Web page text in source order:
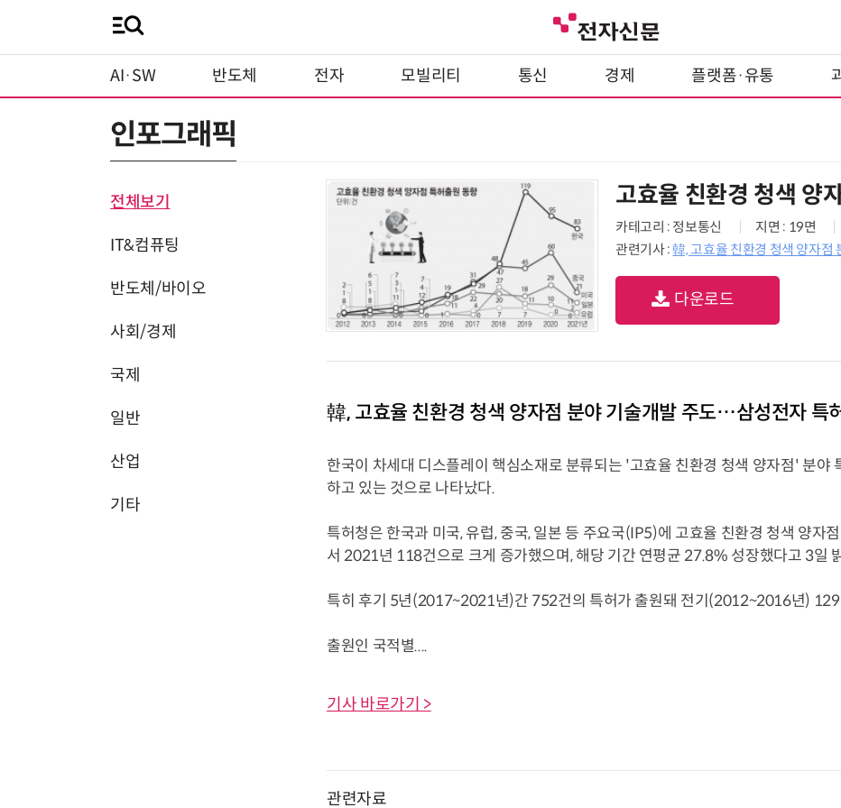
AI·SW 반도체 전자 모빌리티 통신 경제 플랫폼·유통
인포그래픽
전체보기
IT&컴퓨팅
반도체/바이오
사회/경제
국제
일반
산업
기타
고효율 친환경 청색 양
카테고리 : 정보통신 지면 : 19면
관련기사 :韓, 고효율 친환경 청색 양자
다운로드
韓, 고효율 친환경 청색 양자점 분야 기술개발 주도…삼성전자 특
한국이 차세대 디스플레이 핵심소재로 분류되는 '고효율 친환경 청색 양자점' 분야
하고 있는 것으로 나타났다.
특허청은 한국과 미국, 유럽, 중국, 일본 등 주요국(IP5)에 고효율 친환경 청색 양자
서 2021년 118건으로 크게 증가했으며, 해당 기간 연평균 27.8% 성장했다고 3일
특히 후기 5년(2017~2021년)간 752건의 특허가 출원돼 전기(2012~2016년)
출원인 국적별....
기사 바로가기 >
관련자료